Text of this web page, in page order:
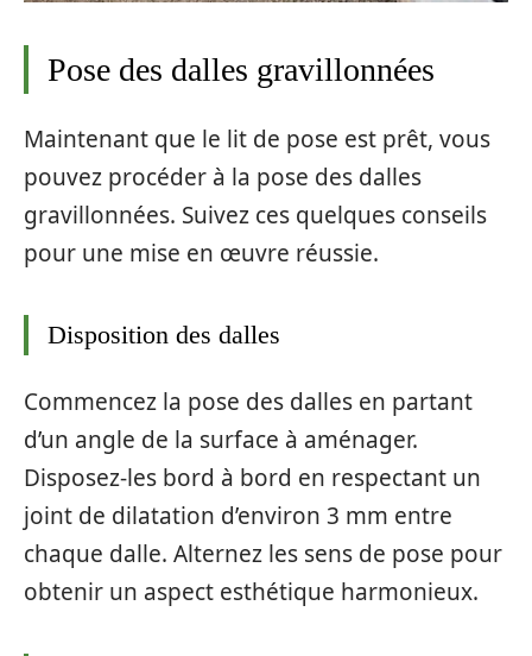
Pose des dalles gravillonnées
Maintenant que le lit de pose est prêt, vous
pouvez procéder à la pose des dalles
gravillonnées. Suivez ces quelques conseils
pour une mise en œuvre réussie.
Disposition des dalles
Commencez la pose des dalles en partant
d’un angle de la surface à aménager.
Disposez-les bord à bord en respectant un
joint de dilatation d’environ 3 mm entre
chaque dalle. Alternez les sens de pose pour
obtenir un aspect esthétique harmonieux.